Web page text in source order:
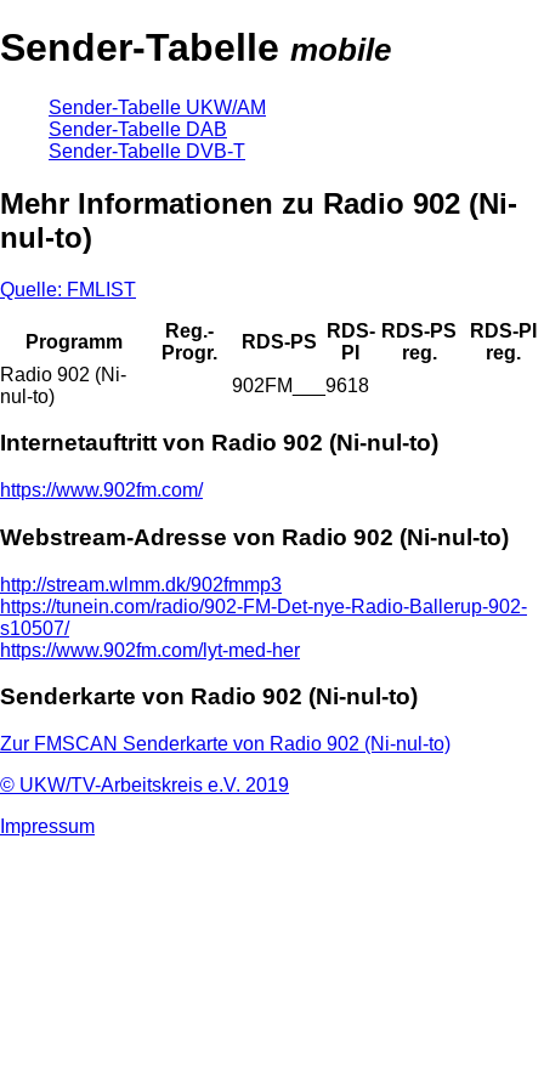
Sender-Tabelle mobile
Sender-Tabelle UKW/AM
Sender-Tabelle DAB
Sender-Tabelle DVB-T
Mehr Informationen zu Radio 902 (Ni-
nul-to)
Quelle: FMLIST
Programm
Reg.-
Progr.
RDS-PS
RDS-
PI
RDS-PS
reg.
RDS-PI
reg.
Radio 902 (Ni-
nul-to)
902FM___ 9618
Internetauftritt von Radio 902 (Ni-nul-to)
https://www.902fm.com/
Webstream-Adresse von Radio 902 (Ni-nul-to)
http://stream.wlmm.dk/902fmmp3
https://tunein.com/radio/902-FM-Det-nye-Radio-Ballerup-902-
s10507/
https://www.902fm.com/lyt-med-her
Senderkarte von Radio 902 (Ni-nul-to)
Zur FMSCAN Senderkarte von Radio 902 (Ni-nul-to)
© UKW/TV-Arbeitskreis e.V. 2019
Impressum